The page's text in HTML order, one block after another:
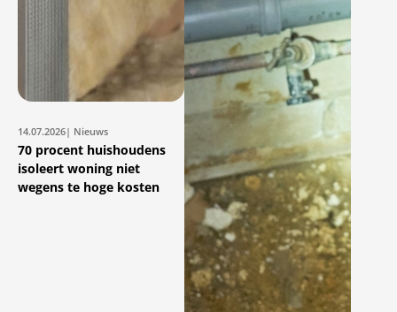
14.07.2026| Nieuws
70 procent huishoudens
isoleert woning niet
wegens te hoge kosten